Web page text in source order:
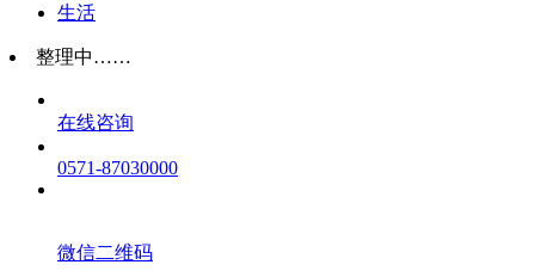
生活
整理中……
在线咨询
0571-87030000
微信二维码